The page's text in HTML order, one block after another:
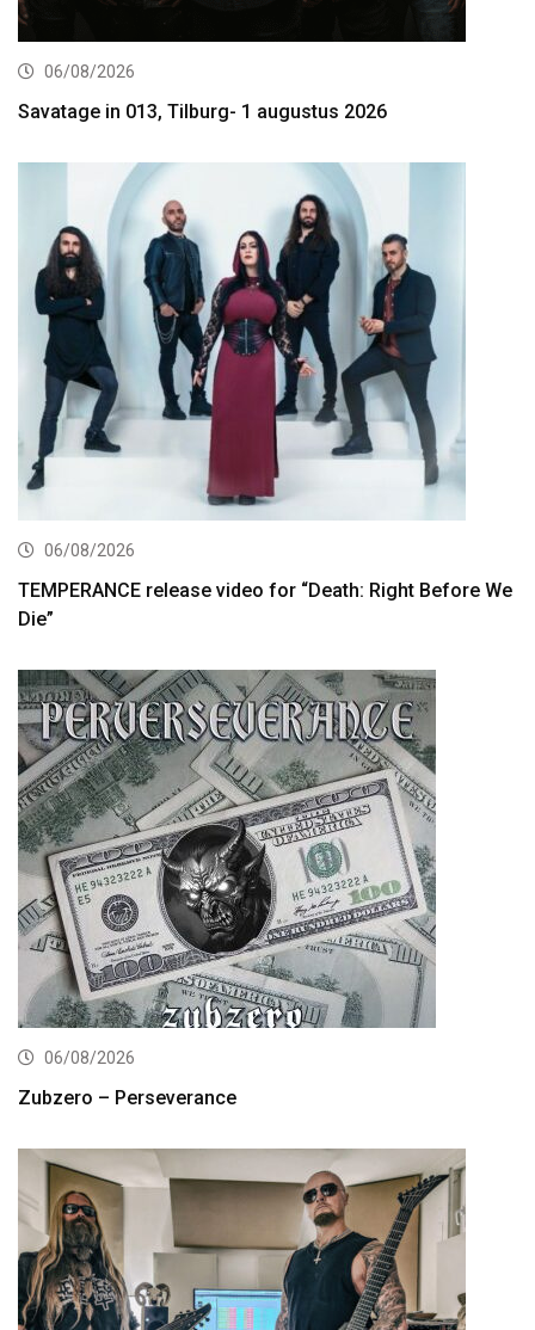
06/08/2026
Savatage in 013, Tilburg- 1 augustus 2026
06/08/2026
TEMPERANCE release video for “Death: Right Before We
Die”
06/08/2026
Zubzero – Perseverance